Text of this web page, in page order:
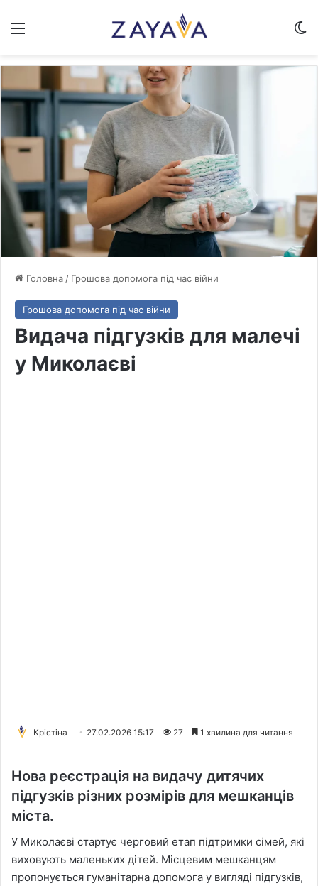
Меню
Головна / Грошова допомога під час війни
Грошова допомога під час війни
Видача підгузків для малечі
у Миколаєві
Крістіна 27.02.2026 15:17 27 1 хвилина для читання
Нова реєстрація на видачу дитячих
підгузків різних розмірів для мешканців
міста.
У Миколаєві стартує черговий етап підтримки сімей, які
виховують маленьких дітей. Місцевим мешканцям
пропонується гуманітарна допомога у вигляді підгузків,